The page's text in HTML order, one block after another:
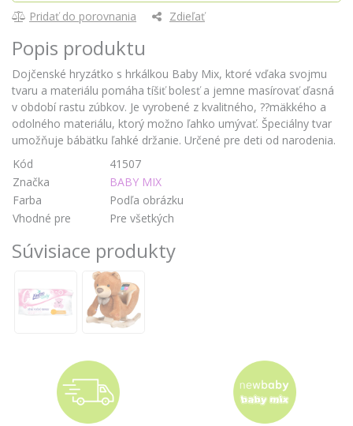
Pridať do porovnania Zdieľať
Popis produktu
Dojčenské hryzátko s hrkálkou Baby Mix, ktoré vďaka svojmu
tvaru a materiálu pomáha tíšiť bolesť a jemne masírovať ďasná
v období rastu zúbkov. Je vyrobené z kvalitného, ??mäkkého a
odolného materiálu, ktorý možno ľahko umývať. Špeciálny tvar
umožňuje bábätku ľahké držanie. Určené pre deti od narodenia.
Kód
41507
Značka
BABY MIX
Farba
Podľa obrázku
Vhodné pre
Pre všetkých
Súvisiace produkty